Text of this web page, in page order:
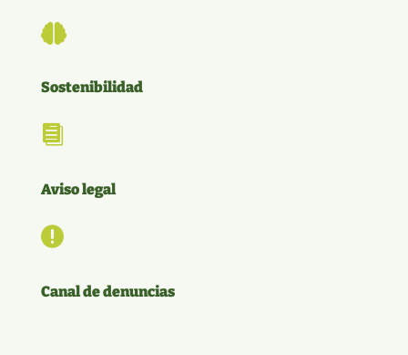

Sostenibilidad

Aviso legal

Canal de denuncias